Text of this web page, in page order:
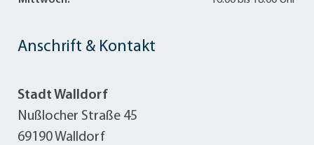
Anschrift & Kontakt
Stadt Walldorf
Nußlocher Straße 45
69190 Walldorf